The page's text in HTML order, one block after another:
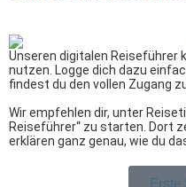
Unseren digitalen Reiseführer
nutzen. Logge dich dazu
findest du den vollen Zugang
Wir empfehlen dir, unter
Reiseführer“ zu starten. Dort
erklären ganz genau, wie du
Erste